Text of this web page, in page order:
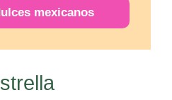
mexicanos